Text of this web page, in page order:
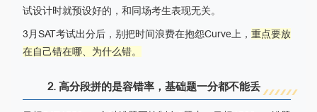
试设计时就预设好的，和同场考生表现无关。
3月SAT考试出分后，别把时间浪费在抱怨Curve上， 重点要放
在自己错在哪、为什么错。
2. 高分段拼的是容错率，基础题一分都不能丢